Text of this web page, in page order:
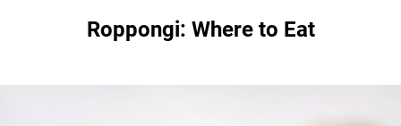
Roppongi: Where to Eat